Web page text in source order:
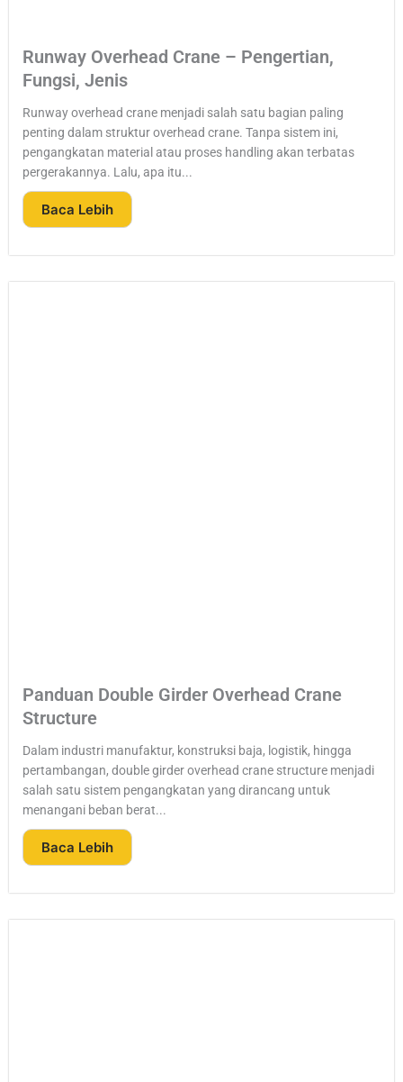
Runway Overhead Crane – Pengertian,
Fungsi, Jenis
Runway overhead crane menjadi salah satu bagian paling
penting dalam struktur overhead crane. Tanpa sistem ini,
pengangkatan material atau proses handling akan terbatas
pergerakannya. Lalu, apa itu...
Baca Lebih
Panduan Double Girder Overhead Crane
Structure
Dalam industri manufaktur, konstruksi baja, logistik, hingga
pertambangan, double girder overhead crane structure menjadi
salah satu sistem pengangkatan yang dirancang untuk
menangani beban berat...
Baca Lebih